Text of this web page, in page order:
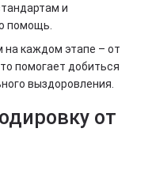
и
помощь.
каждом этапе – от
помогает добиться
выздоровления.
от